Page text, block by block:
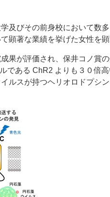
及びその前身校において数
顕著な業績を挙げた女性を顕
果が評価され、保井コノ賞
である ChR2 よりも３０倍
ルスが持つヘリオロドプシン